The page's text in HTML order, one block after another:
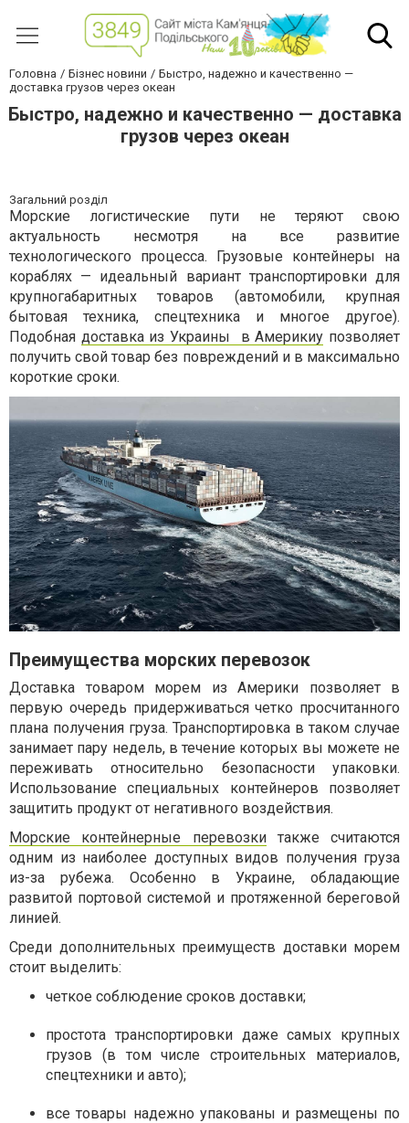
Головна Бізнес новини
Быстро, надежно и качественно —
доставка грузов через океан
Быстро, надежно и качественно — доставка
грузов через океан
Загальний розділ
Морские логистические пути не теряют свою
актуальность несмотря на все развитие
технологического процесса. Грузовые контейнеры на
кораблях — идеальный вариант транспортировки для
крупногабаритных товаров (автомобили, крупная
бытовая техника, спецтехника и многое другое).
Подобная доставка из Украины в Америкиу позволяет
получить свой товар без повреждений и в максимально
короткие сроки.
Преимущества морских перевозок
Доставка товаром морем из Америки позволяет в
первую очередь придерживаться четко просчитанного
плана получения груза. Транспортировка в таком случае
занимает пару недель, в течение которых вы можете не
переживать относительно безопасности упаковки.
Использование специальных контейнеров позволяет
защитить продукт от негативного воздействия.
Морские контейнерные перевозкитакже считаются
одним из наиболее доступных видов получения груза
из-за рубежа. Особенно в Украине, обладающие
развитой портовой системой и протяженной береговой
линией.
Среди дополнительных преимуществ доставки морем
стоит выделить:
четкое соблюдение сроков доставки;
простота транспортировки даже самых крупных
грузов (в том числе строительных материалов,
спецтехники и авто);
все товары надежно упакованы и размещены по